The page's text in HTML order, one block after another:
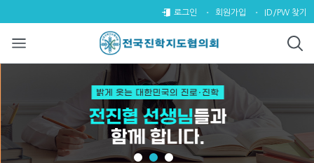
전국진학지도협의회
로그인 회원가입 ID/PW 찾기